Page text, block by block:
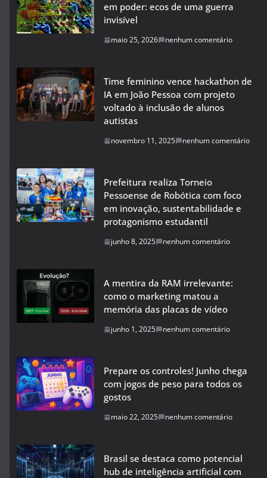
em poder: ecos de uma guerra
invisível
maio 25, 2026 nenhum comentário
Time feminino vence hackathon de
IA em João Pessoa com projeto
voltado à inclusão de alunos
autistas
novembro 11, 2025 nenhum comentário
Prefeitura realiza Torneio
Pessoense de Robótica com foco
em inovação, sustentabilidade e
protagonismo estudantil
junho 8, 2025 nenhum comentário
A mentira da RAM irrelevante:
como o marketing matou a
memória das placas de vídeo
junho 1, 2025 nenhum comentário
Prepare os controles! Junho chega
com jogos de peso para todos os
gostos
maio 22, 2025 nenhum comentário
Brasil se destaca como potencial
hub de inteligência artificial com